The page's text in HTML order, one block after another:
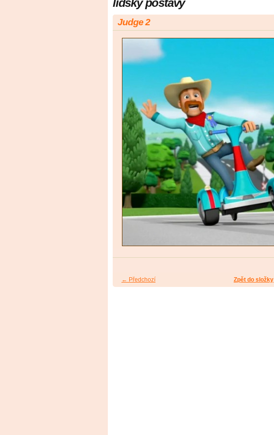
lidský postavy
Judge 2
← Předchozí Zpět do složky